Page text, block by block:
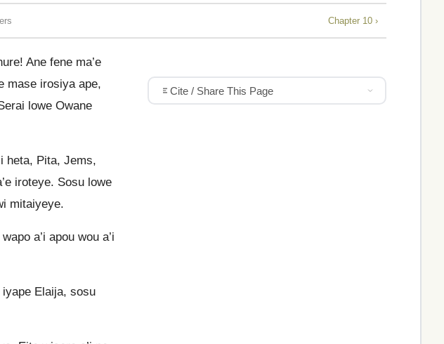
Chapter 10 ›
Ane fene ma’e
mase irosiya ape,
lowe Owane
heta, Pita, Jems,
iroteye. Sosu lowe
mitaiyeye.
a’i apou wou a’i
Elaija, sosu
Cite / Share This Page